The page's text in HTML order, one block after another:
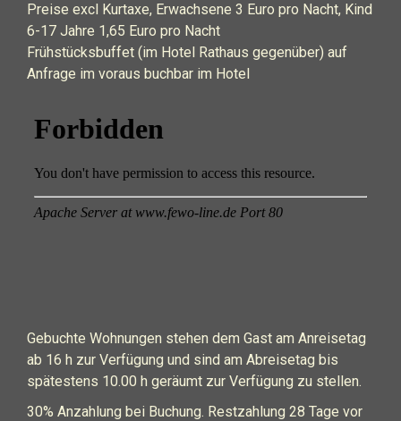
Preise excl Kurtaxe, Erwachsene 3 Euro pro Nacht, Kind
6-17 Jahre 1,65 Euro pro Nacht
Frühstücksbuffet (im Hotel Rathaus gegenüber) auf
Anfrage im voraus buchbar im Hotel
Gebuchte Wohnungen stehen dem Gast am Anreisetag
ab 16 h zur Verfügung und sind am Abreisetag bis
spätestens 10.00 h geräumt zur Verfügung zu stellen.
30% Anzahlung bei Buchung. Restzahlung 28 Tage vor